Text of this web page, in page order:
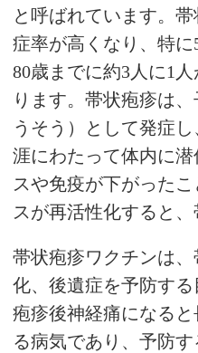
と呼ばれています。
症率が高くなり、特に
80歳までに約3人に1
ります。帯状疱疹は
うそう）として発症
涯にわたって体内に
スや免疫が下がった
スが再活性化すると、
帯状疱疹ワクチンは
化、後遺症を予防す
疱疹後神経痛になる
る病気であり、予防